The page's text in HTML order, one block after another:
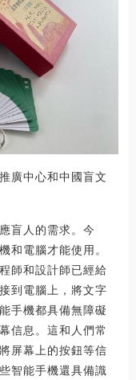
廣中心和中國盲文
盲人的需求。今
和電腦才能使用。
師和設計師已經給
到電腦上，將文字
手機都具備無障礙
信息。這和人們常
屏幕上的按鈕等信
智能手機還具備識